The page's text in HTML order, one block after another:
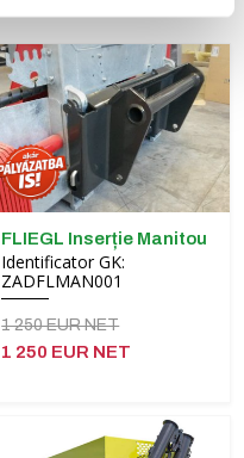
FLIEGL Inserție Manitou
Identificator GK:
ZADFLMAN001
1 250 EUR NET
1 250 EUR NET